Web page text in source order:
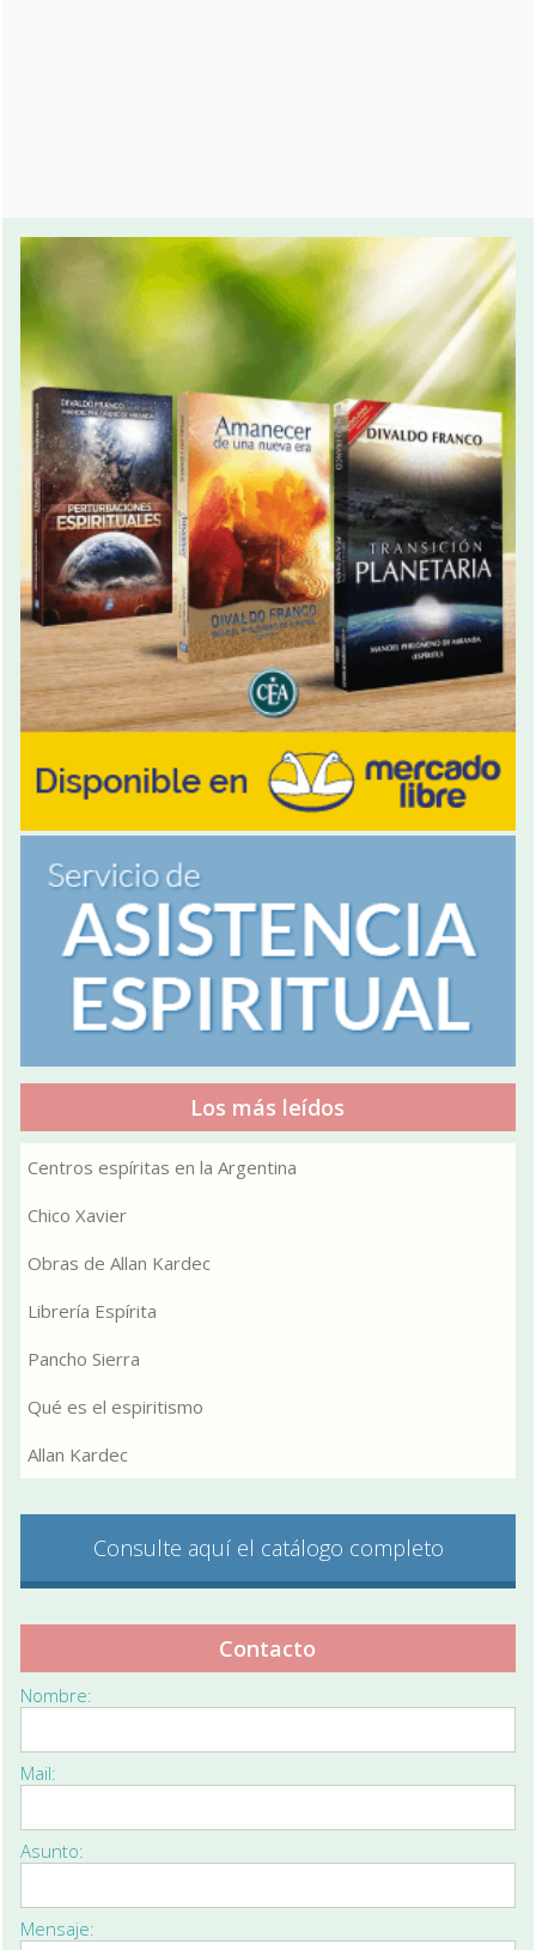
Los más leídos
Centros espíritas en la Argentina
Chico Xavier
Obras de Allan Kardec
Librería Espírita
Pancho Sierra
Qué es el espiritismo
Allan Kardec
Consulte aquí el catálogo completo
Contacto
Nombre:
Mail:
Asunto:
Mensaje: